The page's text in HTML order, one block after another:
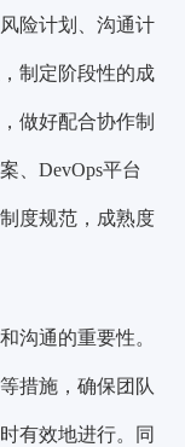
险计划、沟通计
制定阶段性的成
做好配合协作制
、DevOps平台
度规范，成熟度
沟通的重要性。
措施，确保团队
有效地进行。同